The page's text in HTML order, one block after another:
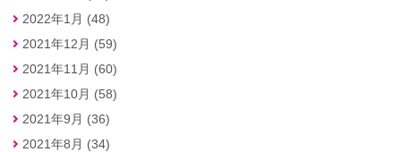
2022年1月 (48)
2021年12月 (59)
2021年11月 (60)
2021年10月 (58)
2021年9月 (36)
2021年8月 (34)